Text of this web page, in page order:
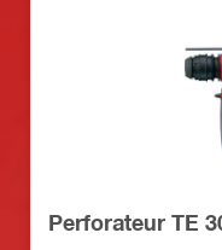
Perforateur TE